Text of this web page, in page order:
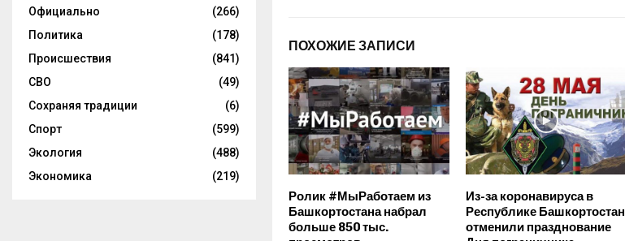
ПОХОЖИЕ ЗАПИСИ
Ролик #МыРаботаем из
Башкортостана набрал
больше 850 тыс.
Из-за коронавируса в
Республике Башкортостан
отменили празднование
Официально
(266)
Политика
(178)
Происшествия
(841)
СВО
(49)
Сохраняя традиции
(6)
Спорт
(599)
Экология
(488)
Экономика
(219)